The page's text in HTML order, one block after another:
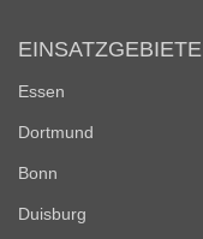
EINSATZGEBIETE
Essen
Dortmund
Bonn
Duisburg